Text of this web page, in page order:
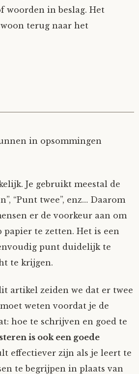
woorden in beslag. Het
terug naar het
in opsommingen
Je gebruikt meestal de
“Punt twee”, enz… Daarom
er de voorkeur aan om
papier te zetten. Het is een
punt duidelijk te
te krijgen.
artikel zeiden we dat er twee
weten voordat je de
hoe te schrijven en goed te
is ook een goede
effectiever zijn als je leert te
te begrijpen in plaats van